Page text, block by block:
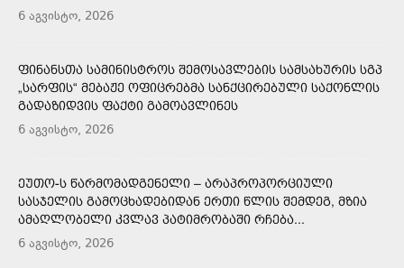
6 აგვისტო, 2026
ᲤᲘᲜᲐᲜᲡᲗᲐ ᲡᲐᲛᲘᲜᲘᲡᲢᲠᲝᲡ ᲨᲔᲛᲝᲡᲐᲕᲚᲔᲑᲘᲡ ᲡᲐᲛᲡᲐᲮᲣᲠᲘᲡ ᲡᲒᲞ
„ᲡᲐᲠᲤᲘᲡ“ ᲛᲔᲑᲐᲟᲔ ᲝᲤᲘᲪᲠᲔᲑᲛᲐ ᲡᲐᲜᲥᲪᲘᲠᲔᲑᲣᲚᲘ ᲡᲐᲥᲝᲜᲚᲘᲡ
ᲒᲐᲓᲐᲖᲘᲓᲕᲘᲡ ᲤᲐᲥᲢᲘ ᲒᲐᲛᲝᲐᲕᲚᲘᲜᲔᲡ
6 აგვისტო, 2026
ᲔᲣᲗᲝ-Ს ᲬᲐᲠᲛᲝᲛᲐᲓᲒᲔᲜᲔᲚᲘ – ᲐᲠᲐᲞᲠᲝᲞᲝᲠᲪᲘᲣᲚᲘ
ᲡᲐᲡᲯᲔᲚᲘᲡ ᲒᲐᲛᲝᲪᲮᲐᲓᲔᲑᲘᲓᲐᲜ ᲔᲠᲗᲘ ᲬᲚᲘᲡ ᲨᲔᲛᲓᲔᲒ, ᲛᲖᲘᲐ
ᲐᲛᲐᲦᲚᲝᲑᲔᲚᲘ ᲙᲕᲚᲐᲕ ᲞᲐᲢᲘᲛᲠᲝᲑᲐᲨᲘ ᲠᲩᲔᲑᲐ...
6 აგვისტო, 2026